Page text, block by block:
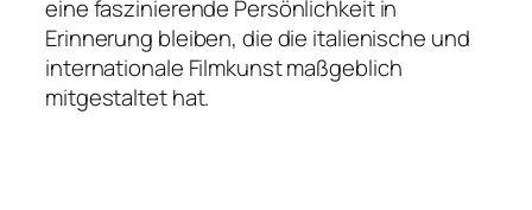
eine faszinierende Persönlichkeit in
Erinnerung bleiben, die die italienische und
internationale Filmkunst maßgeblich
mitgestaltet hat.